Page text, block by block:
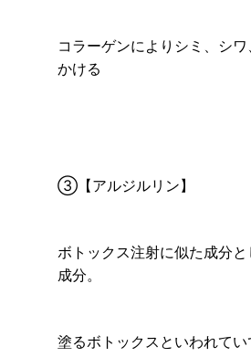
コラーゲンによりシミ、シ
かける
③【アルジルリン】
ボトックス注射に似た成分
成分。
塗るボトックスといわれて